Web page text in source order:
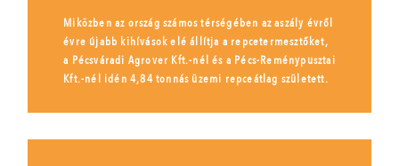
Miközben az ország számos térségében az aszály évről
évre újabb kihívások elé állítja a repcetermesztőket,
a Pécsváradi Agrover Kft.-nél és a Pécs-Reménypusztai
Kft.-nél idén 4,84 tonnás üzemi repceátlag született.